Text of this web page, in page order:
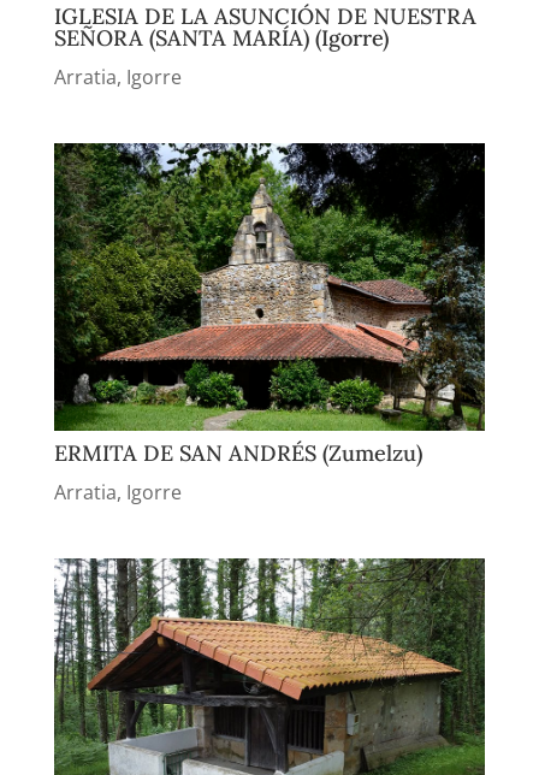
IGLESIA DE LA ASUNCIÓN DE NUESTRA
SEÑORA (SANTA MARÍA) (Igorre)
Arratia, Igorre
ERMITA DE SAN ANDRÉS (Zumelzu)
Arratia, Igorre